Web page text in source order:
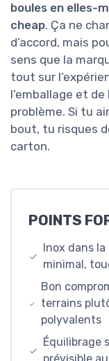
boules en elles-
cheap. Ça ne
d’accord, mais
sens que la
tout sur
l’emballage et
problème. Si tu
bout, tu risques
carton.
POINTS
Inox dans
minimal,
Bon
terrains
polyvalents
Équilibrage